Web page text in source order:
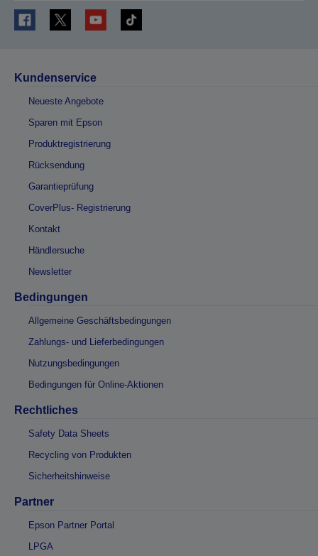
Kundenservice
Neueste Angebote
Sparen mit Epson
Produktregistrierung
Rücksendung
Garantieprüfung
CoverPlus- Registrierung
Kontakt
Händlersuche
Newsletter
Bedingungen
Allgemeine Geschäftsbedingungen
Zahlungs- und Lieferbedingungen
Nutzungsbedingungen
Bedingungen für Online-Aktionen
Rechtliches
Safety Data Sheets
Recycling von Produkten
Sicherheitshinweise
Partner
Epson Partner Portal
LPGA